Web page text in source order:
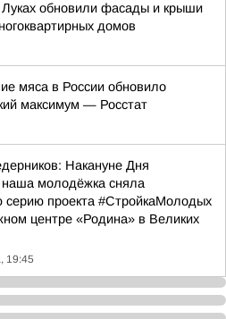
обновили фасады и крыши
домов
мяса в России обновило
максимум — Росстат
Накануне Дня
наша молодёжка сняла
серию проекта #СтройкаМолодых
центре «Родина» в Великих
19:45